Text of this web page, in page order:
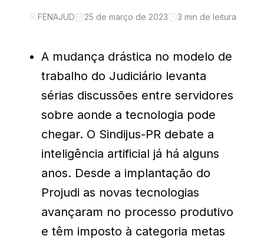
FENAJUD 25 de março de 2023 3 min de leitura
A mudança drástica no modelo de
trabalho do Judiciário levanta
sérias discussões entre servidores
sobre aonde a tecnologia pode
chegar. O Sindijus-PR debate a
inteligência artificial já há alguns
anos. Desde a implantação do
Projudi as novas tecnologias
avançaram no processo produtivo
e têm imposto à categoria metas